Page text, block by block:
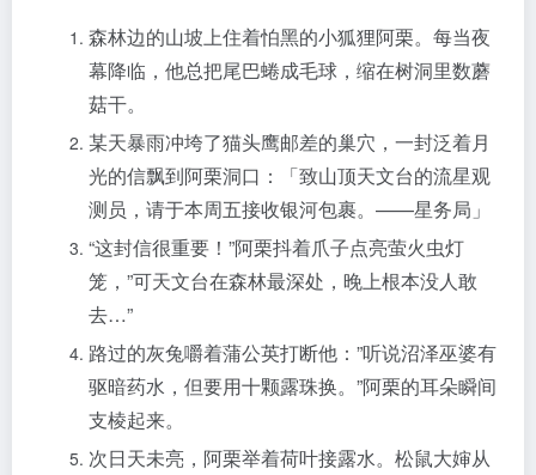
森林边的山坡上住着怕黑的小狐狸阿栗。每当夜
幕降临，他总把尾巴蜷成毛球，缩在树洞里数蘑
菇干。
某天暴雨冲垮了猫头鹰邮差的巢穴，一封泛着月
光的信飘到阿栗洞口：「致山顶天文台的流星观
测员，请于本周五接收银河包裹。——星务局」
“这封信很重要！”阿栗抖着爪子点亮萤火虫灯
笼，”可天文台在森林最深处，晚上根本没人敢
去…”
路过的灰兔嚼着蒲公英打断他：”听说沼泽巫婆有
驱暗药水，但要用十颗露珠换。”阿栗的耳朵瞬间
支棱起来。
次日天未亮，阿栗举着荷叶接露水。松鼠大婶从